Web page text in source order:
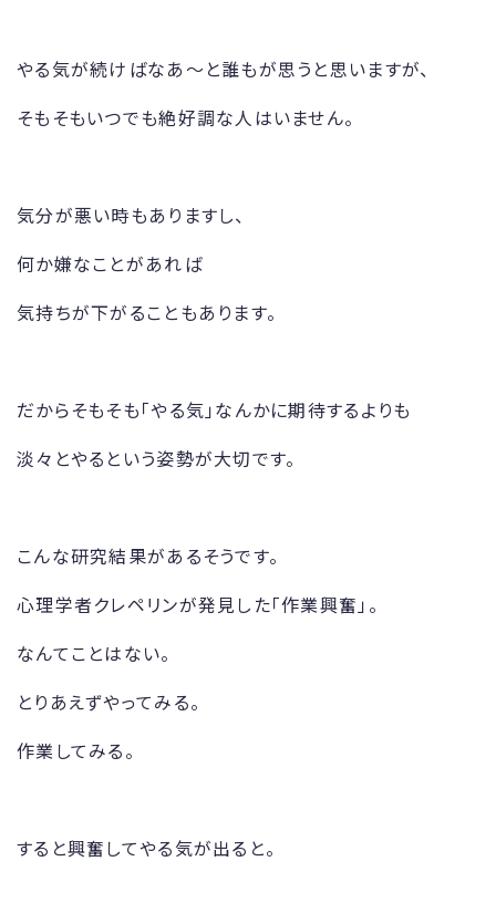
やる気が続けばなあ～と誰もが思うと思いますが、
そもそもいつでも絶好調な人はいません。
気分が悪い時もありますし、
何か嫌なことがあれば
気持ちが下がることもあります。
だからそもそも「やる気」なんかに期待するよりも
淡々とやるという姿勢が大切です。
こんな研究結果があるそうです。
心理学者クレペリンが発見した「作業興奮」。
なんてことはない。
とりあえずやってみる。
作業してみる。
すると興奮してやる気が出ると。